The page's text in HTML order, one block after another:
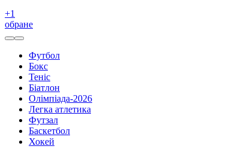
+1
обране
Футбол
Бокс
Теніс
Біатлон
Олімпіада-2026
Легка атлетика
Футзал
Баскетбол
Хокей